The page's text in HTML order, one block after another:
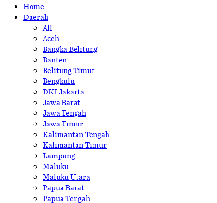
Home
Daerah
All
Aceh
Bangka Belitung
Banten
Belitung Timur
Bengkulu
DKI Jakarta
Jawa Barat
Jawa Tengah
Jawa Timur
Kalimantan Tengah
Kalimantan Timur
Lampung
Maluku
Maluku Utara
Papua Barat
Papua Tengah